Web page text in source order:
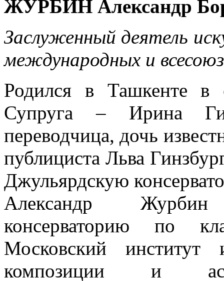
ЖУРБИН Александр
Заслуженный деятель
международных и
Родился в Ташкенте в
Супруга – Ирина
переводчица, дочь
публициста Льва
Джульярдскую
Александр
консерваторию по
Московский
композиции и